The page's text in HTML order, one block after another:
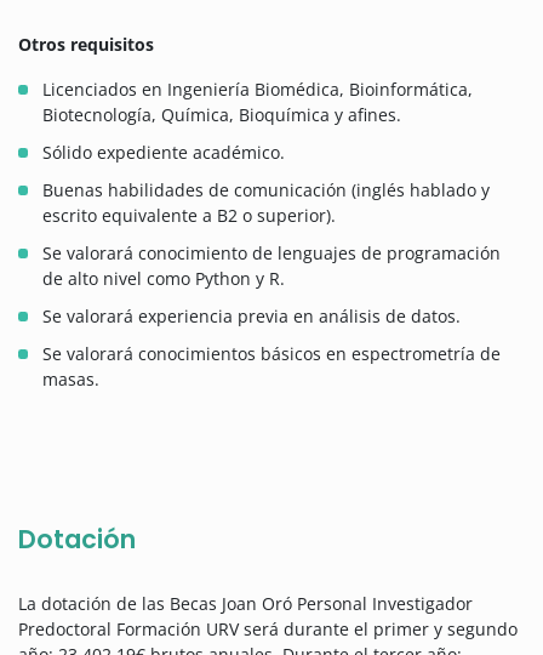
Otros requisitos
Licenciados en Ingeniería Biomédica, Bioinformática,
Biotecnología, Química, Bioquímica y afines.
Sólido expediente académico.
Buenas habilidades de comunicación (inglés hablado y
escrito equivalente a B2 o superior).
Se valorará conocimiento de lenguajes de programación
de alto nivel como Python y R.
Se valorará experiencia previa en análisis de datos.
Se valorará conocimientos básicos en espectrometría de
masas.
Dotación
La dotación de las Becas Joan Oró Personal Investigador
Predoctoral Formación URV será durante el primer y segundo